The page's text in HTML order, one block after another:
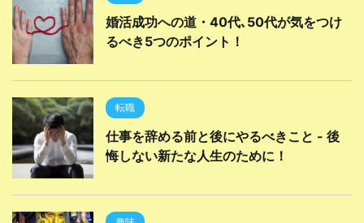
婚活成功への道・40代､50代が気をつけ
るべき5つのポイント！
転職
仕事を辞める前と後にやるべきこと - 後
悔しない新たな人生のために！